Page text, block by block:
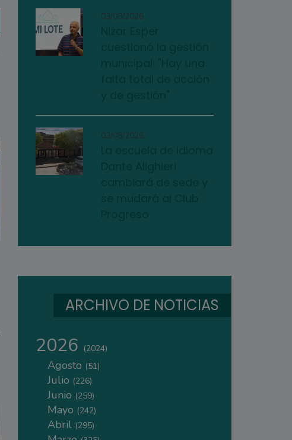
03/08/2026
03/08/2026
ARCHIVO DE NOTICIAS
2026 (2024)
Agosto (51)
Julio (226)
Junio (259)
Mayo (242)
Abril (295)